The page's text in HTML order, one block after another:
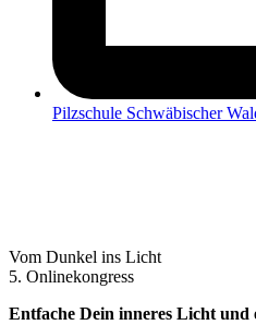
Pilz­schu­le Schwä­bi­scher
Vom Dunkel ins Licht
5. Onlinekongress
Entfache Dein inneres Licht und